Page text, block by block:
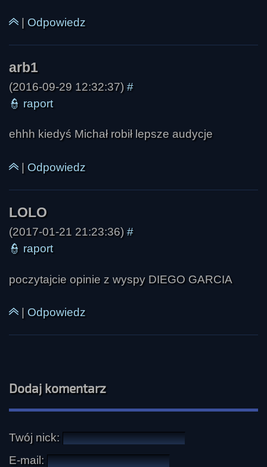
| Odpowiedz
(2016-09-29 12:32:37) #
👮 raport
ehhh kiedyś Michał robił lepsze audycje
Odpowiedz
(2017-01-21 21:23:36) #
👮 raport
poczytajcie opinie z wyspy DIEGO GARCIA
Odpowiedz
Dodaj komentarz
Twój nick:
E-mail: